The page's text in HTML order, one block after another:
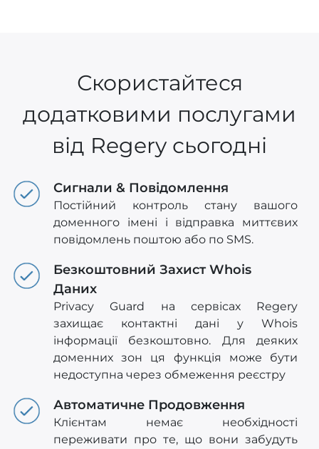
Скористайтеся
додатковими послугами
від Regery сьогодні
Сигнали & Повідомлення
Постійний контроль стану вашого
доменного імені і відправка миттєвих
повідомлень поштою або по SMS.
Безкоштовний Захист Whois
Даних
Privacy Guard на сервісах Regery
захищає контактні дані у Whois
інформації безкоштовно. Для деяких
доменних зон ця функція може бути
недоступна через обмеження реєстру
Автоматичне Продовження
Клієнтам немає необхідності
переживати про те, що вони забудуть